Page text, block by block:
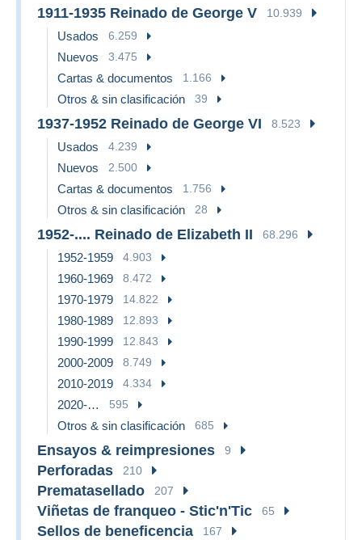
1911-1935 Reinado de George V 10.939
Usados 6.259
Nuevos 3.475
Cartas & documentos 1.166
Otros & sin clasificación 39
1937-1952 Reinado de George VI 8.523
Usados 4.239
Nuevos 2.500
Cartas & documentos 1.756
Otros & sin clasificación 28
1952-.... Reinado de Elizabeth II 68.296
1952-1959 4.903
1960-1969 8.472
1970-1979 14.822
1980-1989 12.893
1990-1999 12.843
2000-2009 8.749
2010-2019 4.334
2020-… 595
Otros & sin clasificación 685
Ensayos & reimpresiones 9
Perforadas 210
Prematasellado 207
Viñetas de franqueo - Stic'n'Tic 65
Sellos de beneficencia 167